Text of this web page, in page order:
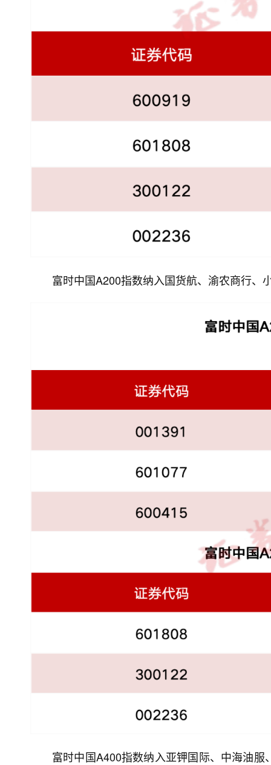
富时中国A200指数纳入国货航、渝农商行、
富时中国A400指数纳入亚钾国际、中海油